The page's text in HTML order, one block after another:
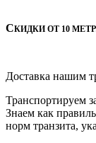
СКИДКИ ОТ 10
Доставка нашим
Транспортируем
Знаем как
норм транзита,